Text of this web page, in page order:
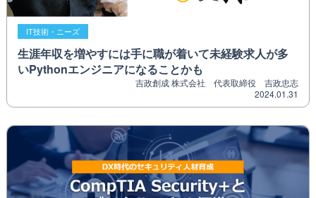
IT技術・ニーズ
生涯年収を増やすには手に職が着いて未経験求人が多
いPythonエンジニアになることかも
吉政創成 株式会社 代表取締役 吉政忠志
2024.01.31